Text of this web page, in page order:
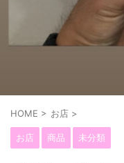
HOME > お店 >
お店 商品 未分類